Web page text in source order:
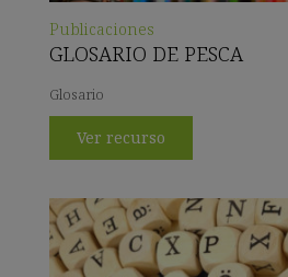
Publicaciones
GLOSARIO DE PESCA
Glosario
Ver recurso